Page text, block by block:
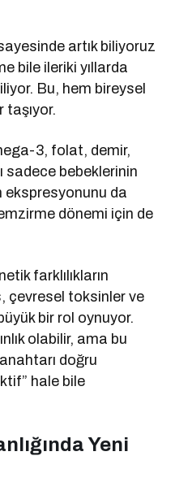
artık biliyoruz
bile ileriki yıllarda
Bu, hem bireysel
taşıyor.
3, folat, demir,
sadece bebeklerinin
ekspresyonunu da
dönemi için de
farklılıkların
çevresel toksinler ve
bir rol oynuyor.
olabilir, ama bu
doğru
hale bile
Yeni